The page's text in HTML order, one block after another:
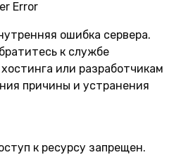
Error
ошибка сервера.
к службе
или разработчикам
причины и устранения
к ресурсу запрещен.